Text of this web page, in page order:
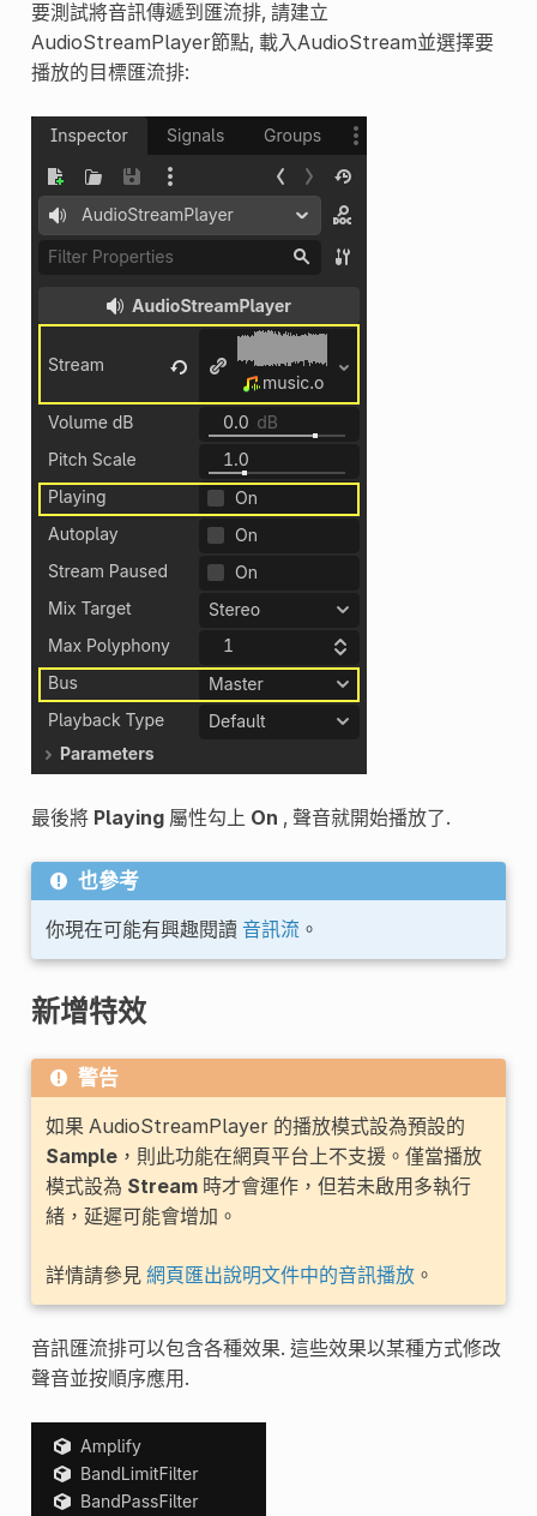
要測試將音訊傳遞到匯流排, 請建立
AudioStreamPlayer節點, 載入AudioStream並選擇要
播放的目標匯流排:
最後將 Playing屬性勾上 On , 聲音就開始播放了.
也參考
你現在可能有興趣閱讀 音訊流 。
新增特效
警告
如果 AudioStreamPlayer 的播放模式設為預設的
Sample，則此功能在網頁平台上不支援。僅當播放
模式設為 Stream時才會運作，但若未啟用多執行
緒，延遲可能會增加。
詳情請參見 網頁匯出說明文件中的音訊播放。
音訊匯流排可以包含各種效果. 這些效果以某種方式修改
聲音並按順序應用.